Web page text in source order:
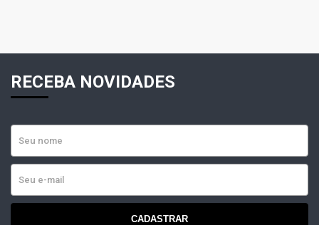
RECEBA NOVIDADES
CADASTRAR